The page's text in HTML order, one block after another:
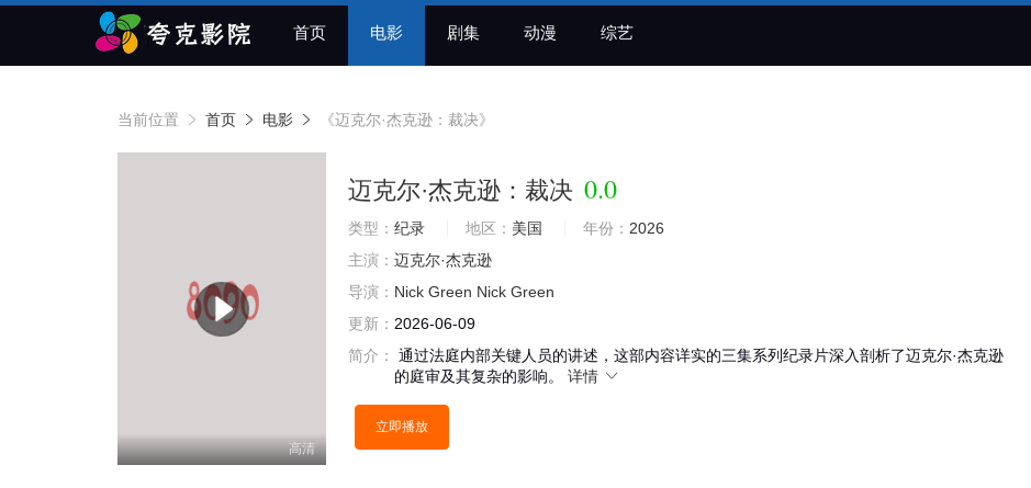
首页 电影 剧集 动漫 综艺
当前位置 首页 电影 《迈克尔·杰克逊：裁决》
高清
迈克尔·杰克逊：裁决 0.0
类型： 纪录 地区： 美国 年份： 2026
主演： 迈克尔·杰克逊
导演： Nick Green Nick Green
更新： 2026-06-09
简介：
通过法庭内部关键人员的讲述，这部内容详实的三集系列纪录片深入剖析了迈克尔·杰克逊
的庭审及其复杂的影响。 详情
立即播放